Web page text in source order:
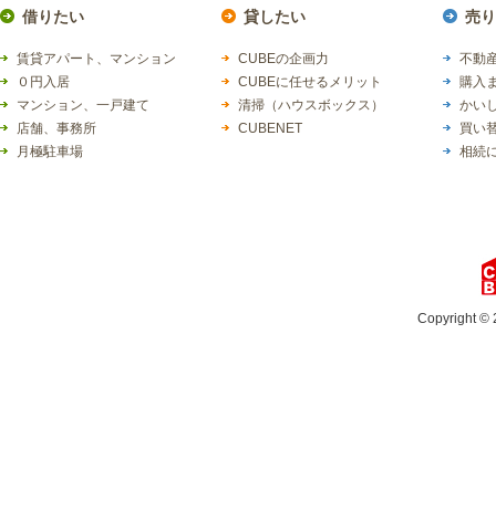
借りたい
賃貸アパート、マンション
０円入居
マンション、一戸建て
店舗、事務所
月極駐車場
貸したい
CUBEの企画力
CUBEに任せるメリット
清掃（ハウスボックス）
CUBENET
売
不動
購入
かい
買い
相続
Copyright ©